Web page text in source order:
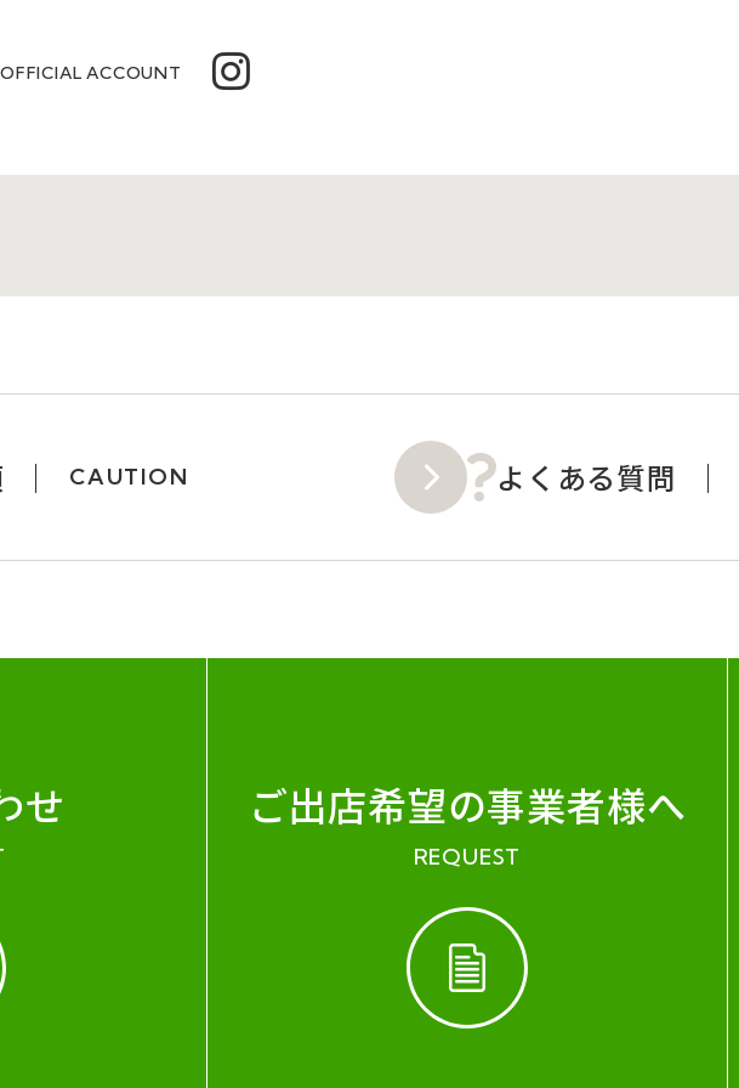
OFFICIAL ACCOUNT
CAUTION よくある質問
せ ご出店希望の事業者様へ
REQUEST